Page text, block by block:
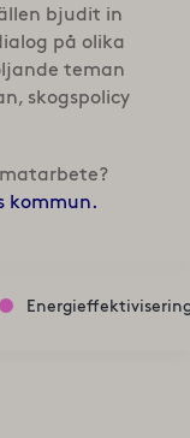
bjudit in
på olika
teman
skogspolicy
kommun.